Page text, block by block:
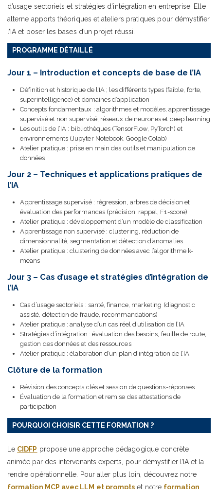
d’usage sectoriels et stratégies d’intégration en entreprise. Elle
alterne apports théoriques et ateliers pratiques pour démystifier
l’IA et poser les bases d’un projet réussi.
PROGRAMME DÉTAILLÉ
Jour 1 – Introduction et concepts de base de l’IA
Définition et historique de l’IA ; les différents types (faible, forte,
superintelligence) et domaines d’application
Concepts fondamentaux : algorithmes et modèles, apprentissage
supervisé et non supervisé, réseaux de neurones et deep learning
Les outils de l’IA : bibliothèques (TensorFlow, PyTorch) et
environnements (Jupyter Notebook, Google Colab)
Atelier pratique : prise en main des outils et manipulation de
données
Jour 2 – Techniques et applications pratiques de
l’IA
Apprentissage supervisé : régression, arbres de décision et
évaluation des performances (précision, rappel, F1-score)
Atelier pratique : développement d’un modèle de classification
Apprentissage non supervisé : clustering, réduction de
dimensionnalité, segmentation et détection d’anomalies
Atelier pratique : clustering de données avec l’algorithme k-
means
Jour 3 – Cas d’usage et stratégies d’intégration de
l’IA
Cas d’usage sectoriels : santé, finance, marketing (diagnostic
assisté, détection de fraude, recommandations)
Atelier pratique : analyse d’un cas réel d’utilisation de l’IA
Stratégies d’intégration : évaluation des besoins, feuille de route,
gestion des données et des ressources
Atelier pratique : élaboration d’un plan d’intégration de l’IA
Clôture de la formation
Révision des concepts clés et session de questions-réponses
Évaluation de la formation et remise des attestations de
participation
POURQUOI CHOISIR CETTE FORMATION ?
Le CIDFP propose une approche pédagogique concrète,
animée par des intervenants experts, pour démystifier l’IA et la
rendre opérationnelle. Pour aller plus loin, découvrez notre
formation MCP avec LLM et prompts et notre formation